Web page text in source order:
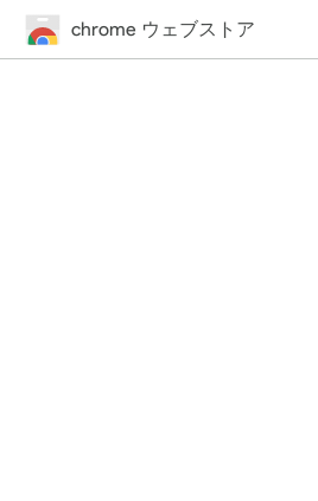
chrome ウェブストア